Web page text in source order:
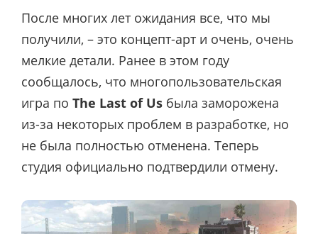
После многих лет ожидания все, что мы
получили, – это концепт-арт и очень, очень
мелкие детали. Ранее в этом году
сообщалось, что многопользовательская
игра по The Last of Us была заморожена
из-за некоторых проблем в разработке, но
не была полностью отменена. Теперь
студия официально подтвердили отмену.